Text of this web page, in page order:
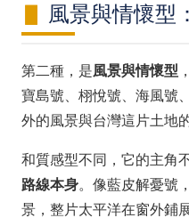
風景與情懷型
第二種，是風景與情懷型
寶島號、栩悅號、海風號
外的風景與台灣這片土地
和質感型不同，它的主角
路線本身。像藍皮解憂號
景，整片太平洋在窗外鋪